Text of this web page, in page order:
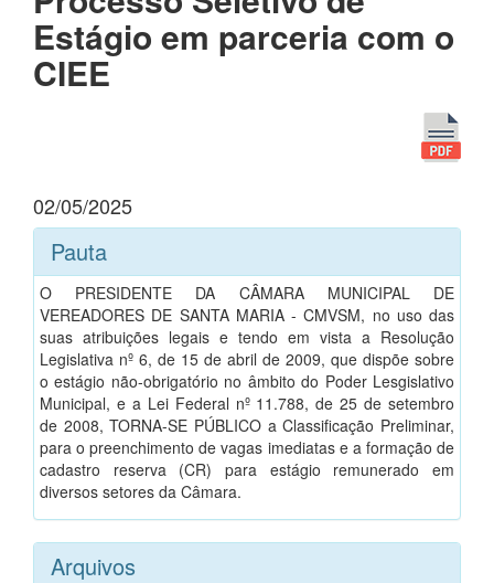
Estágio em parceria com o
CIEE
02/05/2025
Pauta
O PRESIDENTE DA CÂMARA MUNICIPAL DE
VEREADORES DE SANTA MARIA - CMVSM, no uso das
suas atribuições legais e tendo em vista a Resolução
Legislativa nº 6, de 15 de abril de 2009, que dispõe sobre
o estágio não-obrigatório no âmbito do Poder Lesgislativo
Municipal, e a Lei Federal nº 11.788, de 25 de setembro
de 2008, TORNA-SE PÚBLICO a Classificação Preliminar,
para o preenchimento de vagas imediatas e a formação de
cadastro reserva (CR) para estágio remunerado em
diversos setores da Câmara.
Arquivos